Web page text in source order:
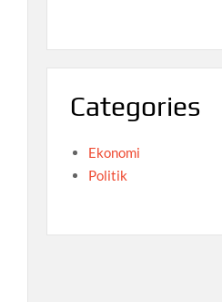
Categories
Ekonomi
Politik